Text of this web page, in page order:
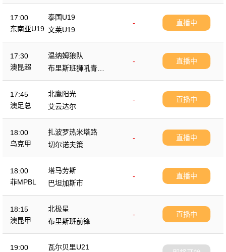
17:00
东南亚U19
泰国U19
-
文莱U19
直播中
17:30
澳昆超
温纳姆狼队
-
布里斯班狮吼青年
队
直播中
17:45
澳足总
北鹰阳光
-
艾云达尔
直播中
18:00
乌克甲
扎波罗热米塔路
-
切尔诺夫策
直播中
18:00
菲MPBL
塔马劳斯
-
巴坦加斯市
直播中
18:15
澳昆甲
北极星
-
布里斯班前锋
直播中
19:00 瓦尔贝里U21